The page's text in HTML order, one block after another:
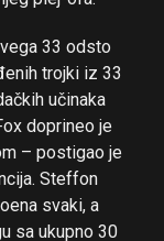
33 odsto
trojki iz 33
učinaka
doprineo je
– postigao je
Steffon
svaki, a
sa ukupno 30